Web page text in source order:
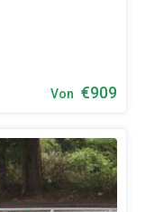
Von €909